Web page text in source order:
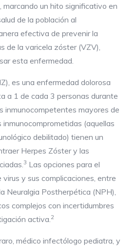
marcando un hito significativo en
de la población al
efectiva de prevenir la
de la varicela zóster (VZV),
esta enfermedad.
es una enfermedad dolorosa
a 1 de cada 3 personas durante
inmunocompetentes mayores de
(aquellas
debilitado) tienen un
Herpes Zóster y las
3 Las opciones para el
y sus complicaciones, entre
Neuralgia Postherpética (NPH),
complejos con incertidumbres
activa. 2
médico infectólogo pediatra, y